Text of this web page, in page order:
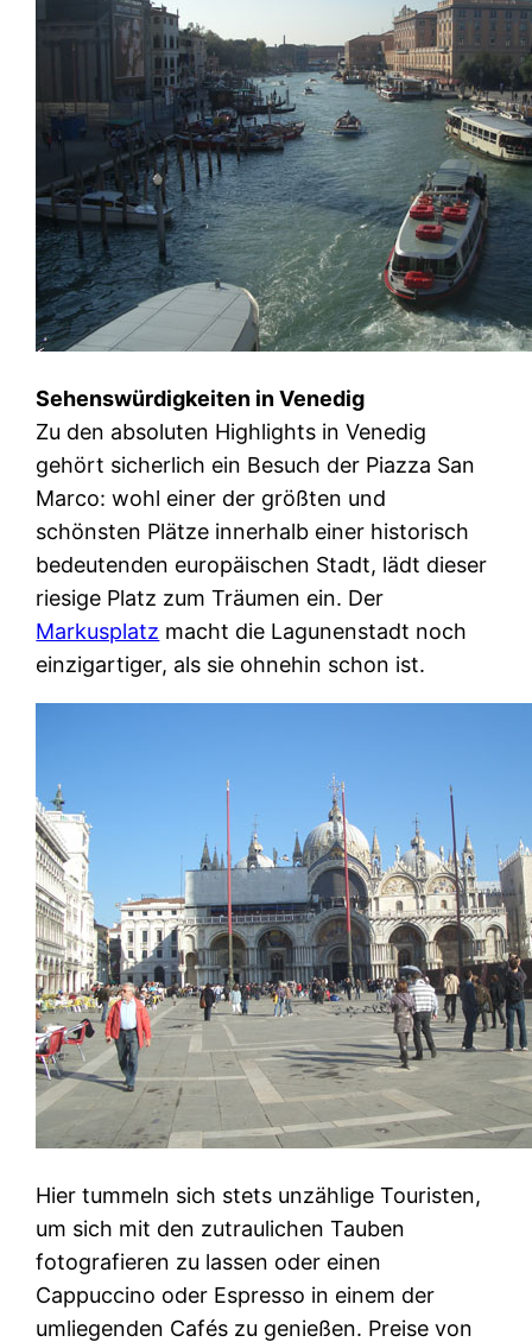
Sehenswürdigkeiten in Venedig
Zu den absoluten Highlights in Venedig
gehört sicherlich ein Besuch der Piazza San
Marco: wohl einer der größten und
schönsten Plätze innerhalb einer historisch
bedeutenden europäischen Stadt, lädt dieser
riesige Platz zum Träumen ein. Der
Markusplatz macht die Lagunenstadt noch
einzigartiger, als sie ohnehin schon ist.
Hier tummeln sich stets unzählige Touristen,
um sich mit den zutraulichen Tauben
fotografieren zu lassen oder einen
Cappuccino oder Espresso in einem der
umliegenden Cafés zu genießen. Preise von